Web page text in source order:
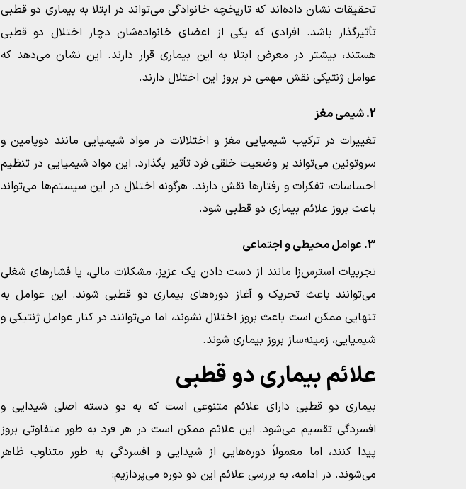
تحقیقات نشان داده‌اند که تاریخچه خانوادگی می‌تواند در ابتلا به بیماری دو قطبی
تأثیرگذار باشد. افرادی که یکی از اعضای خانواده‌شان دچار اختلال دو قطبی
هستند، بیشتر در معرض ابتلا به این بیماری قرار دارند. این نشان می‌دهد که
عوامل ژنتیکی نقش مهمی در بروز این اختلال دارند.
2. شیمی مغز
تغییرات در ترکیب شیمیایی مغز و اختلالات در مواد شیمیایی مانند دوپامین و
سروتونین می‌تواند بر وضعیت خلقی فرد تأثیر بگذارد. این مواد شیمیایی در تنظیم
احساسات، تفکرات و رفتارها نقش دارند. هرگونه اختلال در این سیستم‌ها می‌تواند
باعث بروز علائم بیماری دو قطبی شود.
3. عوامل محیطی و اجتماعی
تجربیات استرس‌زا مانند از دست دادن یک عزیز، مشکلات مالی، یا فشارهای شغلی
می‌توانند باعث تحریک و آغاز دوره‌های بیماری دو قطبی شوند. این عوامل به
تنهایی ممکن است باعث بروز اختلال نشوند، اما می‌توانند در کنار عوامل ژنتیکی و
شیمیایی، زمینه‌ساز بروز بیماری شوند.
علائم بیماری دو قطبی
بیماری دو قطبی دارای علائم متنوعی است که به دو دسته اصلی شیدایی و
افسردگی تقسیم می‌شود. این علائم ممکن است در هر فرد به طور متفاوتی بروز
پیدا کنند، اما معمولاً دوره‌هایی از شیدایی و افسردگی به طور متناوب ظاهر
می‌شوند. در ادامه، به بررسی علائم این دو دوره می‌پردازیم: